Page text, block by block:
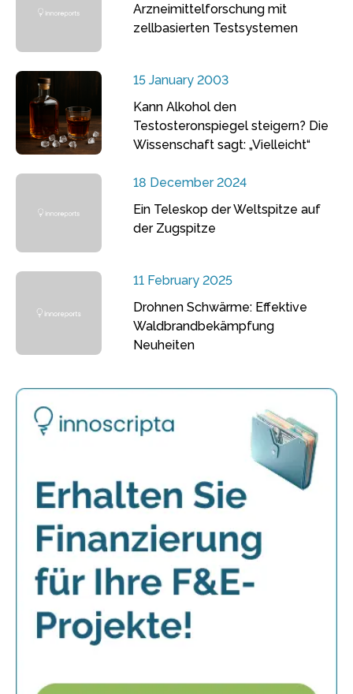
Arzneimittelforschung mit
zellbasierten Testsystemen
15 January 2003
Kann Alkohol den
Testosteronspiegel steigern? Die
Wissenschaft sagt: „Vielleicht“
18 December 2024
Ein Teleskop der Weltspitze auf
der Zugspitze
11 February 2025
Drohnen Schwärme: Effektive
Waldbrandbekämpfung
Neuheiten